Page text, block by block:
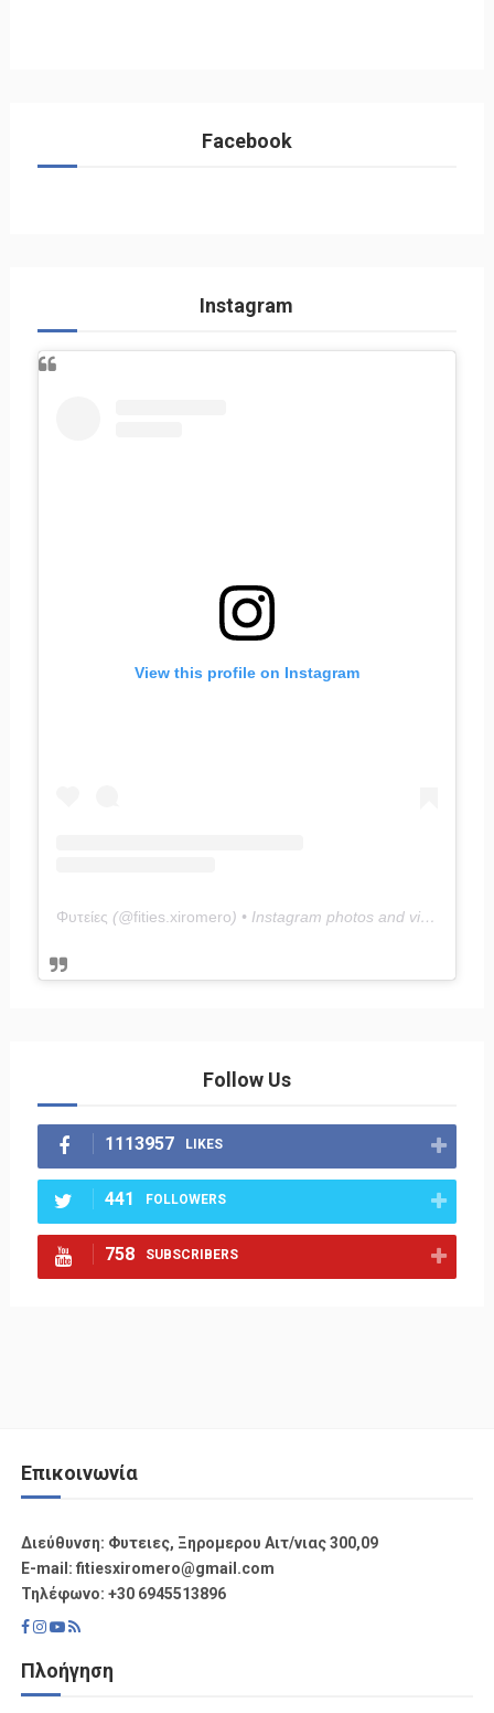
Facebook
Instagram
View this profile on Instagram
Φυτείες (@fities.xiromero) • Instagram photos and videos
Follow Us
1113957 LIKES
441 FOLLOWERS
758 SUBSCRIBERS
Επικοινωνία
Διεύθυνση: Φυτειες, Ξηρομερου Αιτ/νιας 300,09
Ε-mail: fitiesxiromero@gmail.com
Τηλέφωνο: +30 6945513896
Πλοήγηση